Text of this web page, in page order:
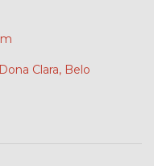
Clara, Belo